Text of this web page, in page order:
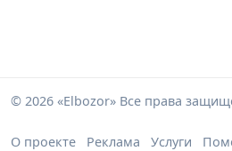
© 2026 «Elbozor» Все права
О проекте Реклама Услуги